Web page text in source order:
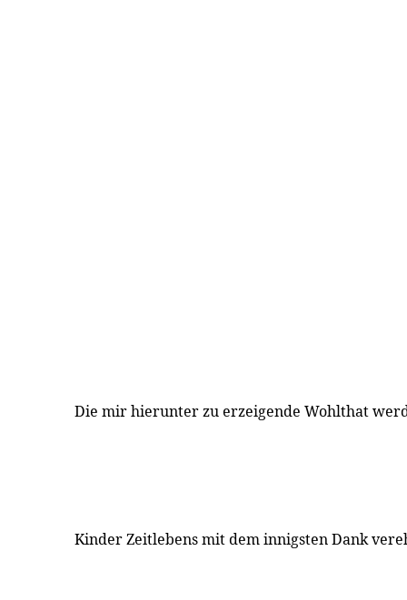
Die mir hierunter zu erzeigende Wohlthat
Kinder Zeitlebens mit dem innigsten Dank